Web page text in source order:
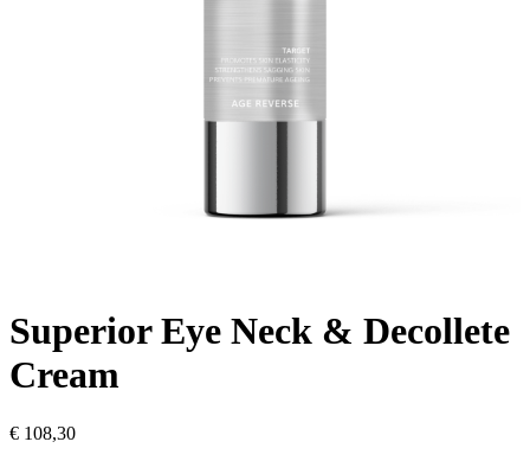
Superior Eye Neck & Decollete
Cream
€ 108,30